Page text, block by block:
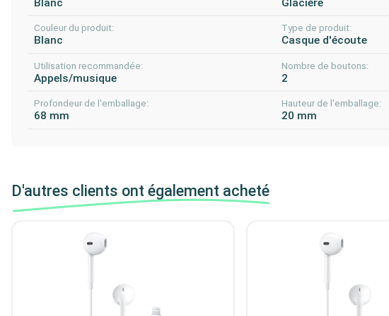
Blanc Glacière
Couleur du produit:
Blanc
Type de produit:
Casque d'écoute
Utilisation recommandée:
Appels/musique
Nombre de boutons:
2
Profondeur de l'emballage:
68 mm
Hauteur de l'emballage:
20 mm
D'autres clients ont également acheté